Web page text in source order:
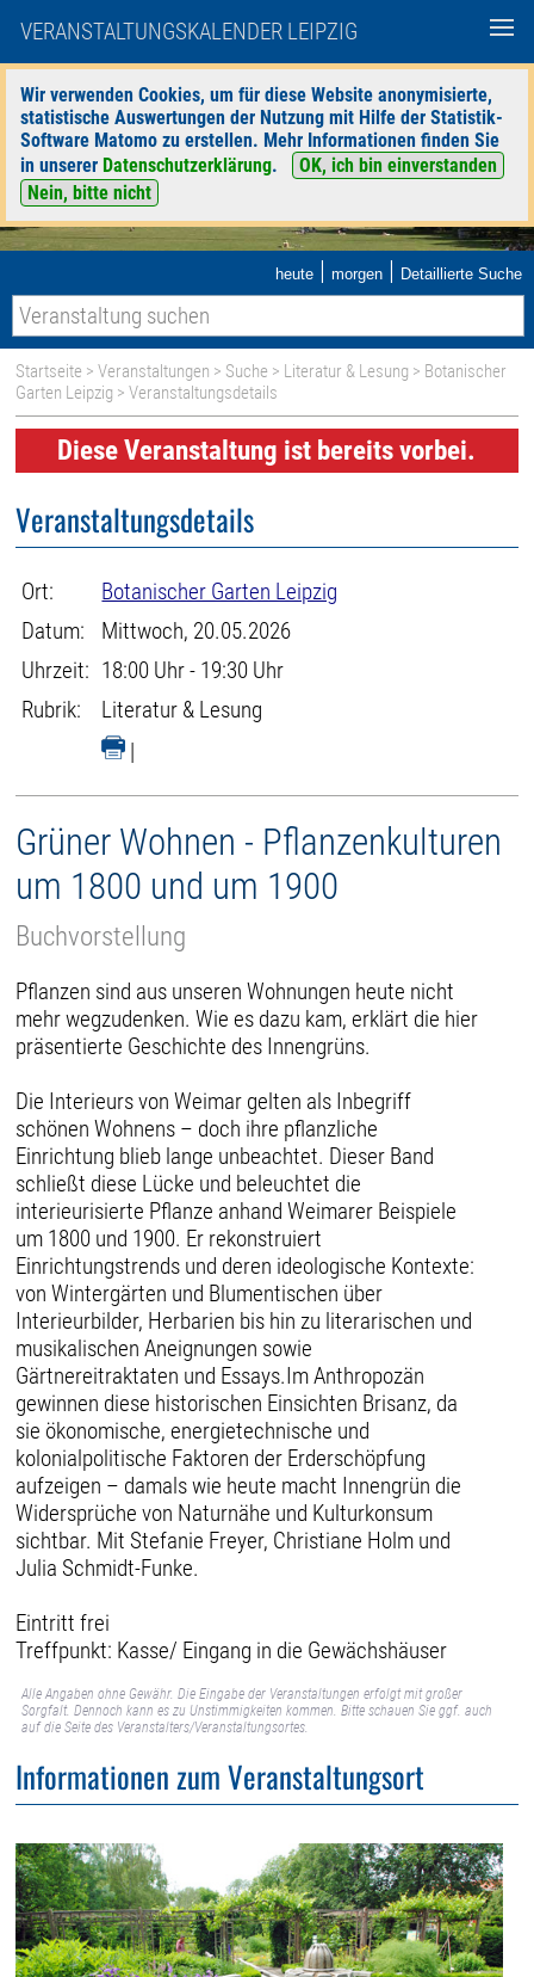
VERANSTALTUNGSKALENDER LEIPZIG
Wir verwenden Cookies, um für diese Website anonymisierte,
statistische Auswertungen der Nutzung mit Hilfe der Statistik-
Software Matomo zu erstellen. Mehr Informationen finden Sie
in unserer Datenschutzerklärung.
OK, ich bin einverstanden
Nein, bitte nicht
heute | morgen | Detaillierte Suche
Startseite >Veranstaltungen > Suche > Literatur & Lesung > Botanischer
Garten Leipzig > Veranstaltungsdetails
Diese Veranstaltung ist bereits vorbei.
Veranstaltungsdetails
Ort:
Botanischer Garten Leipzig
Datum:
Mittwoch, 20.05.2026
Uhrzeit: 18:00 Uhr - 19:30 Uhr
Rubrik:
Literatur & Lesung
|
Grüner Wohnen - Pflanzenkulturen
um 1800 und um 1900
Buchvorstellung
Pflanzen sind aus unseren Wohnungen heute nicht
mehr wegzudenken. Wie es dazu kam, erklärt die hier
präsentierte Geschichte des Innengrüns.
Die Interieurs von Weimar gelten als Inbegriff
schönen Wohnens – doch ihre pflanzliche
Einrichtung blieb lange unbeachtet. Dieser Band
schließt diese Lücke und beleuchtet die
interieurisierte Pflanze anhand Weimarer Beispiele
um 1800 und 1900. Er rekonstruiert
Einrichtungstrends und deren ideologische Kontexte:
von Wintergärten und Blumentischen über
Interieurbilder, Herbarien bis hin zu literarischen und
musikalischen Aneignungen sowie
Gärtnereitraktaten und Essays.Im Anthropozän
gewinnen diese historischen Einsichten Brisanz, da
sie ökonomische, energietechnische und
kolonialpolitische Faktoren der Erderschöpfung
aufzeigen – damals wie heute macht Innengrün die
Widersprüche von Naturnähe und Kulturkonsum
sichtbar. Mit Stefanie Freyer, Christiane Holm und
Julia Schmidt-Funke.
Eintritt frei
Treffpunkt: Kasse/ Eingang in die Gewächshäuser
Alle Angaben ohne Gewähr. Die Eingabe der Veranstaltungen erfolgt mit großer
Sorgfalt. Dennoch kann es zu Unstimmigkeiten kommen. Bitte schauen Sie ggf. auch
auf die Seite des Veranstalters/Veranstaltungsortes.
Informationen zum Veranstaltungsort